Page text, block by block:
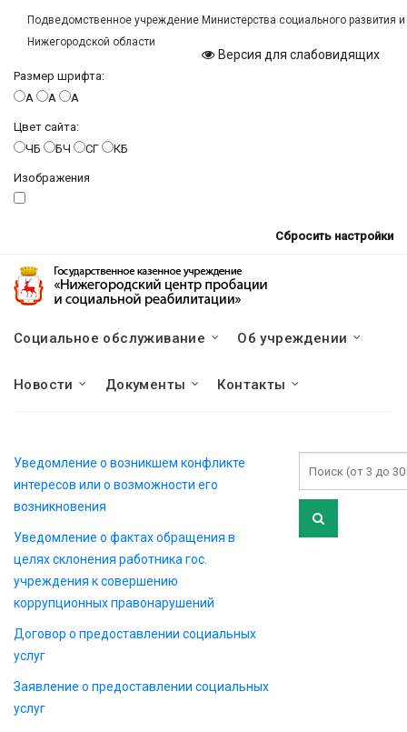
Подведомственное учреждение Министерства социального развития
Нижегородской области
Версия для слабовидящих
Размер шрифта:
A
A A
Цвет сайта:
ЧБ
БЧ СГ КБ
Изображения
Сбросить настройки
Социальное обслуживание Об учреждении
Новости Документы Контакты
Уведомление о возникшем конфликте
интересов или о возможности его
возникновения
Уведомление о фактах обращения в
целях склонения работника гос.
учреждения к совершению
коррупционных правонарушений
Договор о предоставлении социальных
услуг
Заявление о предоставлении социальных
услуг